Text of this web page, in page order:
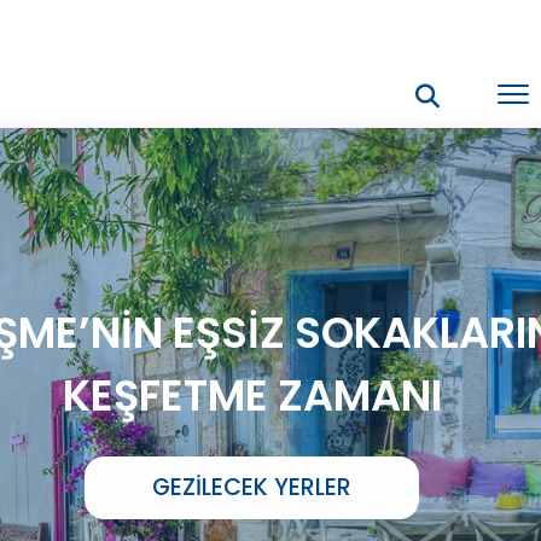
EŞSİZ
KEŞFETME ZAMANI
GEZILECEK YERLER